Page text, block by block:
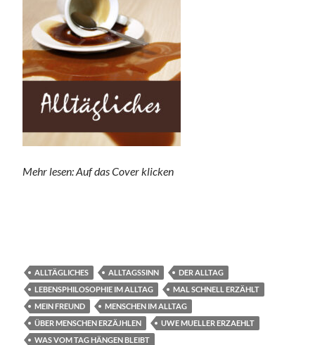
Mehr lesen: Auf das Cover klicken
ALLTÄGLICHES ALLTAGSSINN
DER ALLTAG
LEBENSPHILOSOPHIE IM ALLTAG
MAL SCHNELL ERZÄHLT
MEIN FREUND
MENSCHEN IM ALLTAG
ÜBER MENSCHEN ERZÄJHLEN
UWE MUELLER ERZAEHLT
WAS VOM TAG HÄNGEN BLEIBT